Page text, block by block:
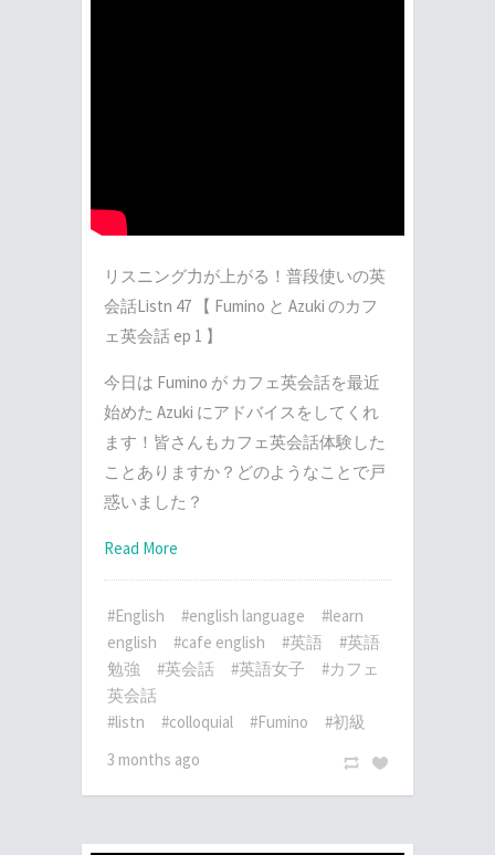
リスニング力が上がる！普段使いの英
会話Listn 47 【 Fumino と Azuki のカフ
ェ英会話 ep 1 】
今日は Fumino が カフェ英会話を最近
始めた Azuki にアドバイスをしてくれ
ます！皆さんもカフェ英会話体験した
ことありますか？どのようなことで戸
惑いました？
Read More
#English #english language
#learn
english
#cafe english #英語
#英語
勉強
#英会話 #英語女子
#カフェ
英会話
#listn
#colloquial #Fumino
#初級
3 months ago